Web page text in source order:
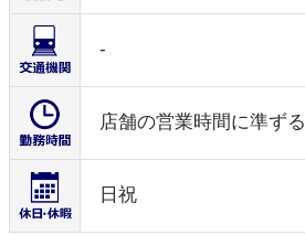
-
店舗の営業時間に準ずる
日祝